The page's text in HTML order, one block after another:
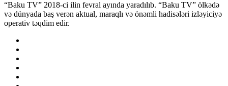
“Baku TV” 2018-ci ilin fevral ayında yaradılıb. “Baku TV” ölkədə
və dünyada baş verən aktual, maraqlı və önəmli hadisələri izləyiciyə
operativ təqdim edir.